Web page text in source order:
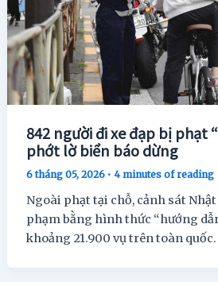
842 người đi xe đạp bị phạt
phớt lờ biển báo dừng
6 tháng 05, 2026 •4 minutes of reading
Ngoài phạt tại chỗ, cảnh sát
phạm bằng hình thức “hướng
khoảng 21.900 vụ trên toàn quốc.